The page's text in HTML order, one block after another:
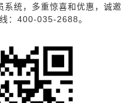
系统，多重惊喜和优惠，诚邀
：400-035-2688。